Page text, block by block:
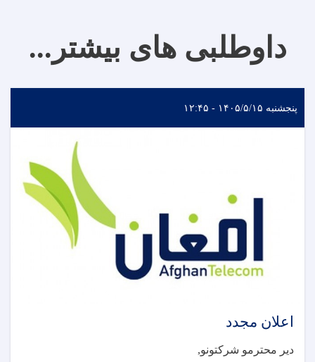
داوطلبی های بیشتر...
پنجشنبه ۱۴۰۵/۵/۱۵ - ۱۲:۴۵
اعلان مجدد
دیر محترمو شرکتونو,